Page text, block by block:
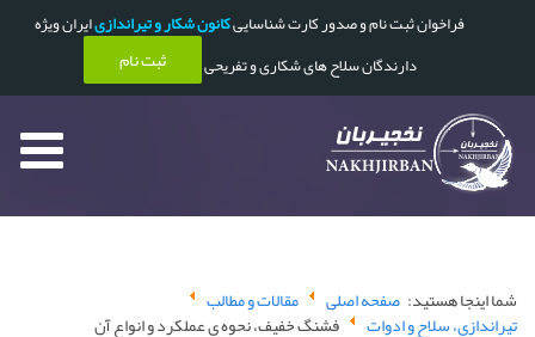
فراخوان ثبت نام و صدور کارت شناساییکانون شکار و تیراندازیایران ویژه
دارندگان سلاح های شکاری و تفریحی
ثبت نام
شما اینجا هستید: صفحه اصلی مقالات و مطالب
تیراندازی، سلاح و ادوات فشنگ خفیف، نحوه ی عملکرد و انواع آن